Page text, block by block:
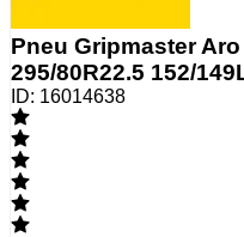
Pneu Gripmaster Aro
295/80R22.5 152/
ID: 16014638